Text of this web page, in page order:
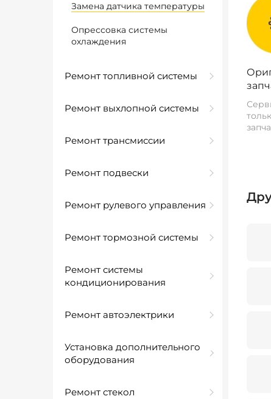
Замена датчика температуры
Опрессовка системы
охлаждения
Ремонт топливной системы
Ремонт выхлопной системы
Ремонт трансмиссии
Ремонт подвески
Ремонт рулевого управления
Ремонт тормозной системы
Ремонт системы
кондиционирования
Ремонт автоэлектрики
Установка дополнительного
оборудования
Ремонт стекол